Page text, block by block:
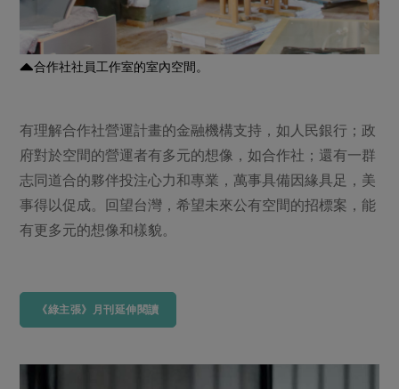
合作社社員工作室的室內空間。
有理解合作社營運計畫的金融機構支持，如人民銀行；政
府對於空間的營運者有多元的想像，如合作社；還有一群
志同道合的夥伴投注心力和專業，萬事具備因緣具足，美
事得以促成。回望台灣，希望未來公有空間的招標案，能
有更多元的想像和樣貌。
《綠主張》月刊延伸閱讀